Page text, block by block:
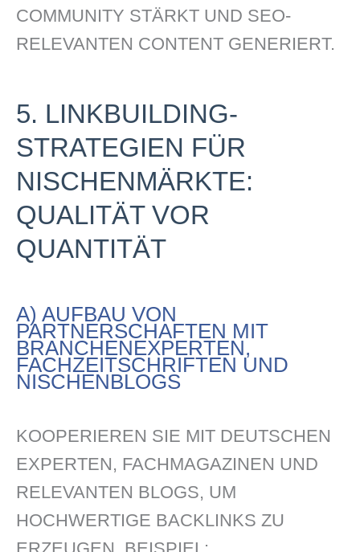
COMMUNITY STÄRKT UND SEO-
RELEVANTEN CONTENT GENERIERT.
5. LINKBUILDING-
STRATEGIEN FÜR
NISCHENMÄRKTE:
QUALITÄT VOR
QUANTITÄT
A) AUFBAU VON
PARTNERSCHAFTEN MIT
BRANCHENEXPERTEN,
FACHZEITSCHRIFTEN UND
NISCHENBLOGS
KOOPERIEREN SIE MIT DEUTSCHEN
EXPERTEN, FACHMAGAZINEN UND
RELEVANTEN BLOGS, UM
HOCHWERTIGE BACKLINKS ZU